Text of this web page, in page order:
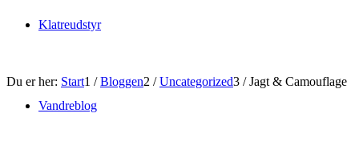
Klatreudstyr
Vandreblog
Du er her: Start1 / Bloggen2 / Uncategorized3 / Jagt & Camouflage